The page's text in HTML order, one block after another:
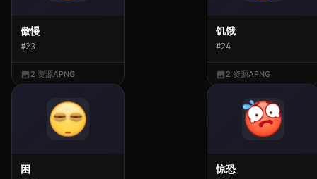
傲慢
#23
2 资源APNG
饥饿
#24
2 资源APNG
困 惊恐